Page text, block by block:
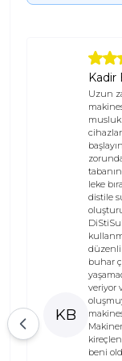
KB
Kadir
Uzun
leke
distile
düzenli
buhar
veriyor
beni